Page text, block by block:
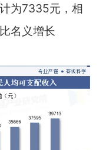
为7335元，相
名义增长